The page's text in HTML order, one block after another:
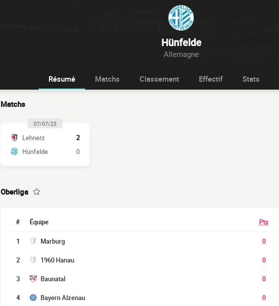
Hünfelde
Allemagne
Résumé Matchs Classement Effectif Stats
Matchs
07/07/23
Lehnerz
2
Hünfelde
0
Oberliga
# Équipe Pts
1 Marburg 0
2 1960 Hanau 0
3 Baunatal 0
4 Bayern Alzenau 0